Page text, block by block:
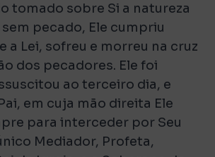
tomado sobre Si a natureza
pecado, Ele cumpriu
a Lei, sofreu e morreu na cruz
dos pecadores. Ele foi
ao terceiro dia, e
em cuja mão direita Ele
para interceder por Seu
Mediador, Profeta,